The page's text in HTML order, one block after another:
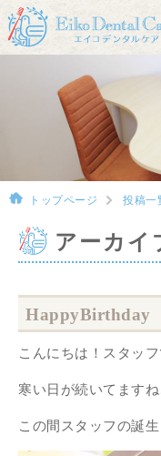
トップページ 投稿一
アーカイ
HappyBirthday
こんにちは！スタッフ
寒い日が続いてます
この間スタッフの誕